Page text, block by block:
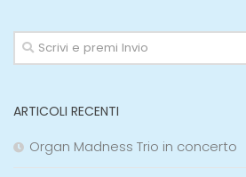
ARTICOLI RECENTI
Organ Madness Trio in concerto